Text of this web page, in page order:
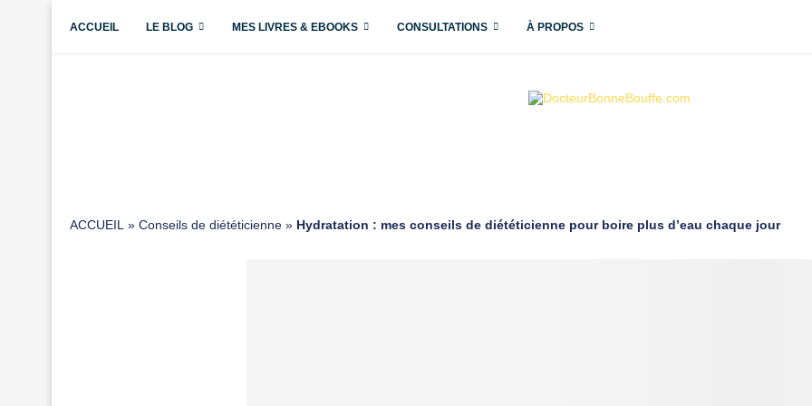
ACCUEIL LE BLOG MES LIVRES & EBOOKS CONSULTATIONS À PROPOS
ACCUEIL » Conseils de diététicienne » Hydratation : mes conseils de diététicienne pour boire plus d’eau chaque jour